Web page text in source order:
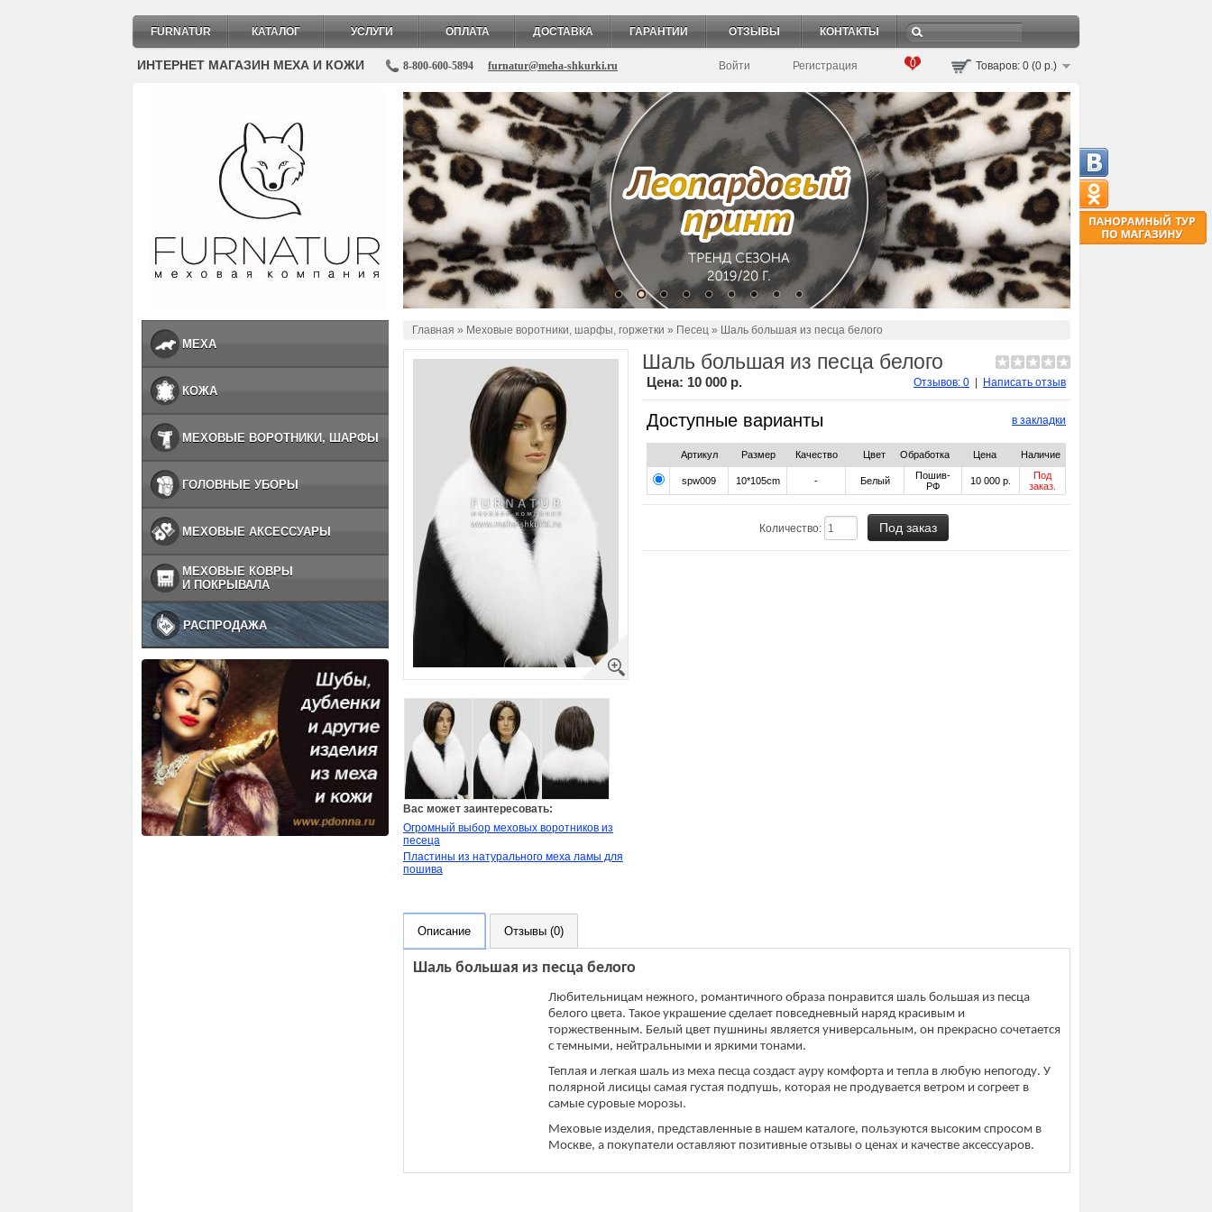
FURNATUR КАТАЛОГ УСЛУГИ ОПЛАТА ДОСТАВКА ГАРАНТИИ ОТЗЫВЫ КОНТАКТЫ
ИНТЕРНЕТ МАГАЗИН МЕХА И КОЖИ 8-800-600-5894 furnatur@meha-shkurki.ru Войти Регистрация 0 Товаров: 0 (0 р.)
МЕХА
КОЖА
МЕХОВЫЕ ВОРОТНИКИ, ШАРФЫ
ГОЛОВНЫЕ УБОРЫ
МЕХОВЫЕ АКСЕССУАРЫ
МЕХОВЫЕ КОВРЫ
И ПОКРЫВАЛА
РАСПРОДАЖА
Главная » Меховые воротники, шарфы, горжетки » Песец » Шаль большая из песца белого
Вас может заинтересовать:
Огромный выбор меховых воротников из
песеца
Пластины из натурального меха ламы для
пошива
Шаль большая из песца белого
Отзывов: 0 Написать отзыв
Цена: 10 000 р.
в закладки
Доступные варианты
Артикул Размер Качество Цвет Обработка Цена Наличие
spw009 10*105cm - Белый
Пошив-
РФ
10 000 р.
Под
заказ.
Количество:
Описание Отзывы (0)
Шаль большая из песца белого
Любительницам нежного, романтичного образа понравится шаль большая из песца
белого цвета. Такое украшение сделает повседневный наряд красивым и
торжественным. Белый цвет пушнины является универсальным, он прекрасно сочетается
с темными, нейтральными и яркими тонами.
Теплая и легкая шаль из меха песца создаст ауру комфорта и тепла в любую непогоду. У
полярной лисицы самая густая подпушь, которая не продувается ветром и согреет в
самые суровые морозы.
Меховые изделия, представленные в нашем каталоге, пользуются высоким спросом в
Москве, а покупатели оставляют позитивные отзывы о ценах и качестве аксессуаров.